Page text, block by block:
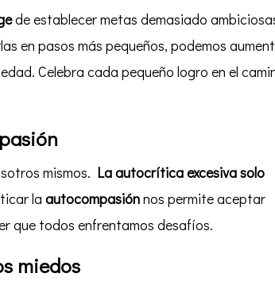
de establecer metas demasiado
en pasos más pequeños, podemos
Celebra cada pequeño logro en el
mismos. La autocrítica excesiva solo
la autocompasiónnos permite aceptar
que todos enfrentamos desafíos.
miedos